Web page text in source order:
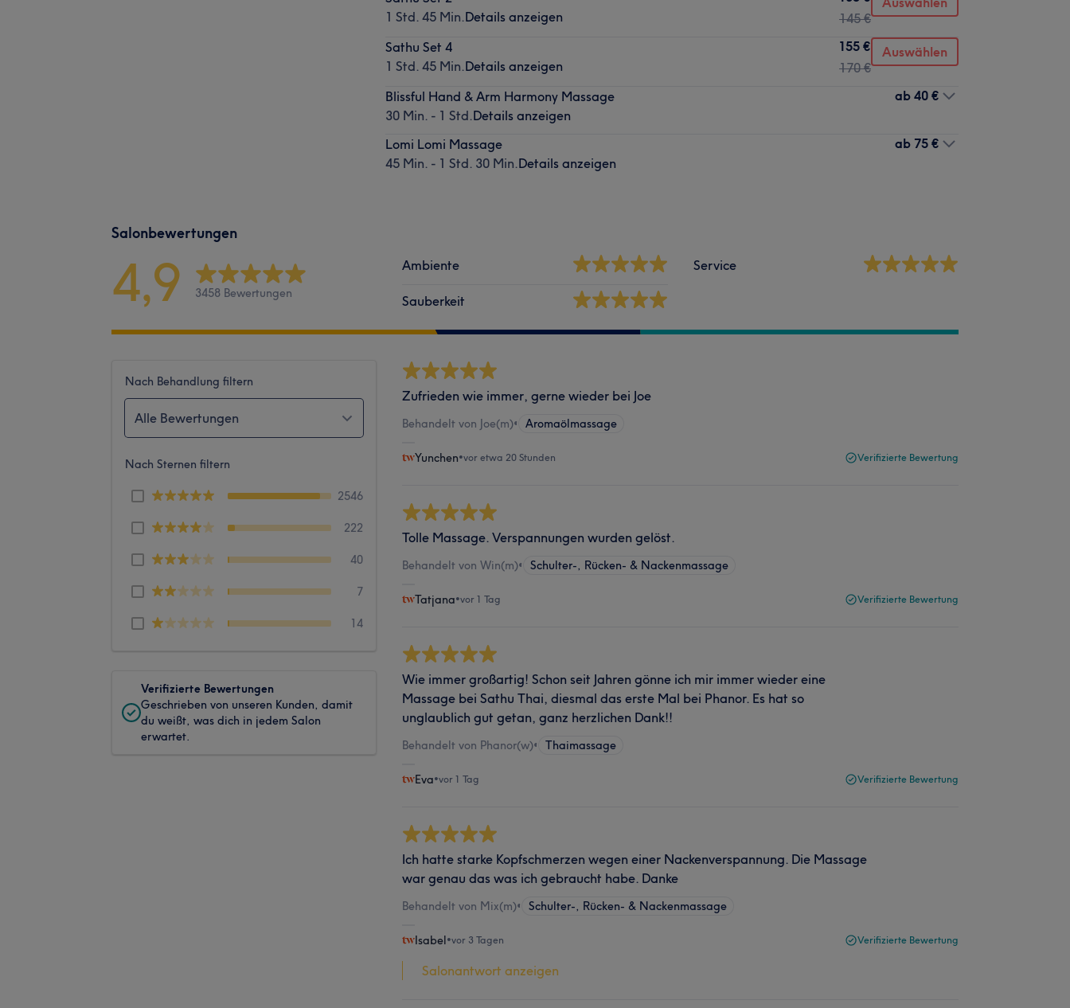
1 Std. 45 Min.Details anzeigen
145 €
Sathu Set 4
1 Std. 45 Min.Details anzeigen
155 €
170 €
Auswählen
Blissful Hand & Arm Harmony Massage
30 Min. - 1 Std.Details anzeigen
ab 40 €
Lomi Lomi Massage
45 Min. - 1 Std. 30 Min.Details anzeigen
ab 75 €
Salonbewertungen
4,9 3458 Bewertungen
Ambiente
Sauberkeit
Service
Nach Behandlung filtern
Alle Bewertungen
Nach Sternen filtern
2546
222
40
7
14
Verifizierte Bewertungen
Geschrieben von unseren Kunden, damit
du weißt, was dich in jedem Salon
erwartet.
Zufrieden wie immer, gerne wieder bei Joe
Behandelt von Joe(m)• Aromaölmassage
Yunchen•vor etwa 20 Stunden Verifizierte Bewertung
Tolle Massage. Verspannungen wurden gelöst.
Behandelt von Win(m)• Schulter-, Rücken- & Nackenmassage
Tatjana•vor 1 Tag Verifizierte Bewertung
Wie immer großartig! Schon seit Jahren gönne ich mir immer wieder eine
Massage bei Sathu Thai, diesmal das erste Mal bei Phanor. Es hat so
unglaublich gut getan, ganz herzlichen Dank!!
Behandelt von Phanor(w)• Thaimassage
Eva•vor 1 Tag Verifizierte Bewertung
Ich hatte starke Kopfschmerzen wegen einer Nackenverspannung. Die Massage
war genau das was ich gebraucht habe. Danke
Behandelt von Mix(m)• Schulter-, Rücken- & Nackenmassage
Isabel•vor 3 Tagen Verifizierte Bewertung
Salonantwort anzeigen